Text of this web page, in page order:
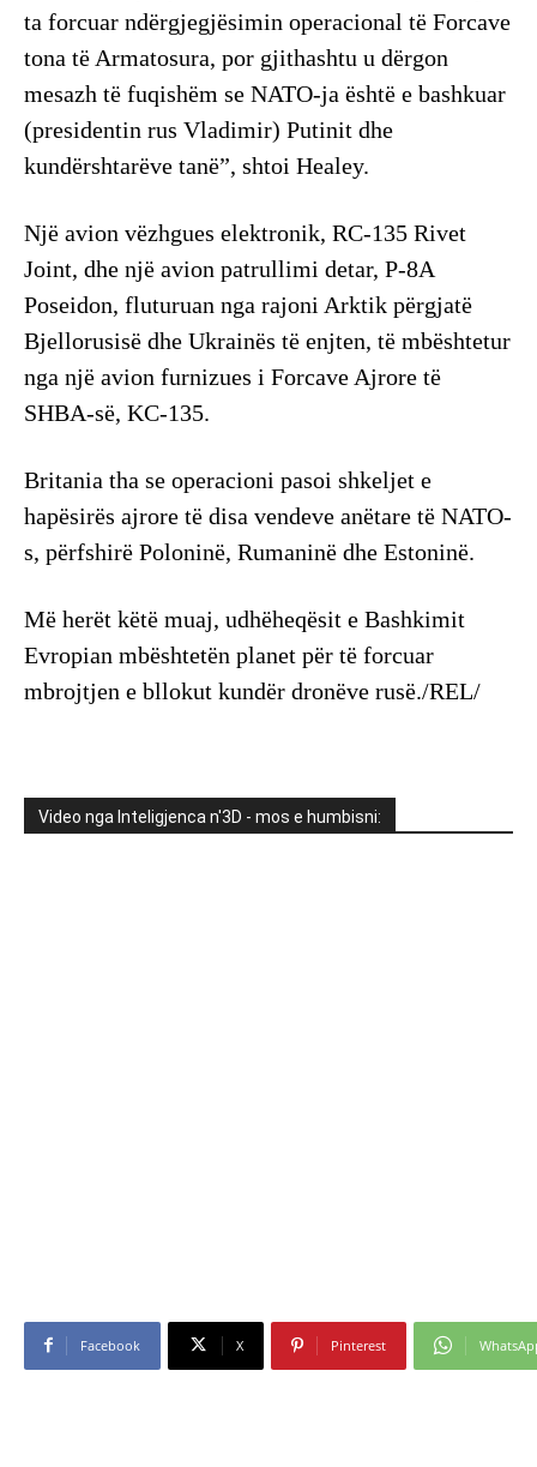
ta forcuar ndërgjegjësimin operacional të Forcave
tona të Armatosura, por gjithashtu u dërgon
mesazh të fuqishëm se NATO-ja është e bashkuar
(presidentin rus Vladimir) Putinit dhe
kundërshtarëve tanë”, shtoi Healey.
Një avion vëzhgues elektronik, RC-135 Rivet
Joint, dhe një avion patrullimi detar, P-8A
Poseidon, fluturuan nga rajoni Arktik përgjatë
Bjellorusisë dhe Ukrainës të enjten, të mbështetur
nga një avion furnizues i Forcave Ajrore të
SHBA-së, KC-135.
Britania tha se operacioni pasoi shkeljet e
hapësirës ajrore të disa vendeve anëtare të NATO-
s, përfshirë Poloninë, Rumaninë dhe Estoninë.
Më herët këtë muaj, udhëheqësit e Bashkimit
Evropian mbështetën planet për të forcuar
mbrojtjen e bllokut kundër dronëve rusë./REL/
Video nga Inteligjenca n'3D - mos e humbisni:
Facebook X Pinterest